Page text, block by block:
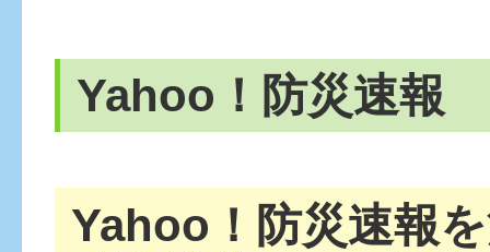
Yahoo！防災速報
Yahoo！防災速報